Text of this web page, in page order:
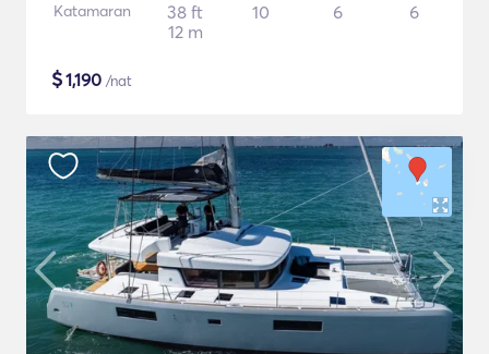
Katamaran
38 ft
12 m
10 6 6
$1,190 /nat